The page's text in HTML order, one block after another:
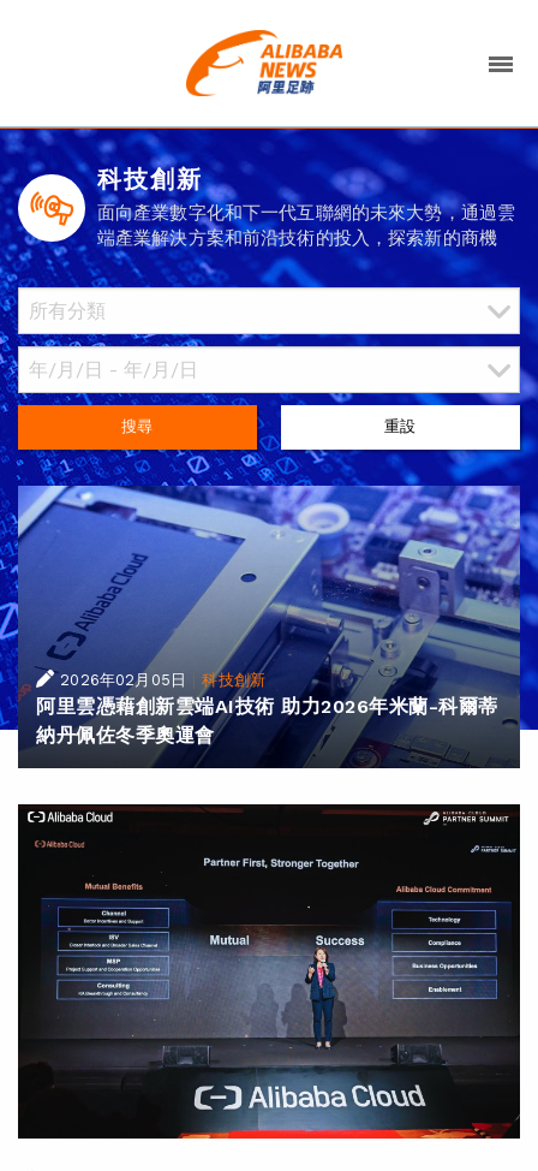
科技創新
面向產業數字化和下一代互聯網的未來大勢，通過雲
端產業解決方案和前沿技術的投入，探索新的商機
搜尋 重設
2026年02月05日 |科技創新
阿里雲憑藉創新雲端AI技術 助力2026年米蘭-科爾蒂
納丹佩佐冬季奧運會